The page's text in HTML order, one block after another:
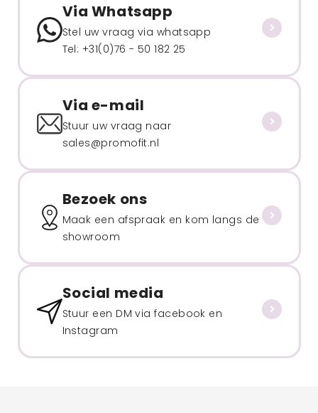
Via Whatsapp
Stel uw vraag via whatsapp
Tel: +31(0)76 - 50 182 25
Via e-mail
Stuur uw vraag naar
sales@promofit.nl
Bezoek ons
Maak een afspraak en kom langs de
showroom
Social media
Stuur een DM via facebook en
Instagram